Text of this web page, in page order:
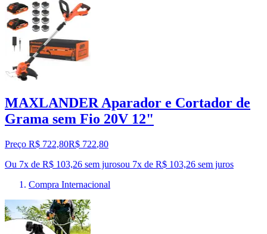
MAXLANDER Aparador e Cortador de
Grama sem Fio 20V 12"
Preço R$ 722,80R$ 722,80
Ou 7x de R$ 103,26 sem jurosou 7x de R$ 103,26 sem juros
Compra Internacional